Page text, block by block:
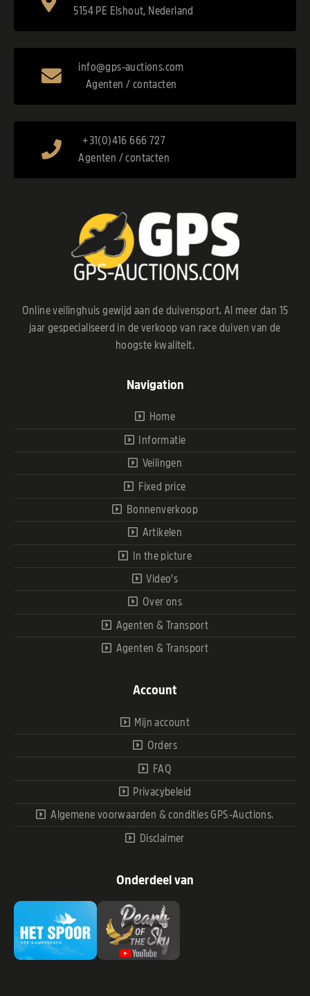
5154 PE Elshout, Nederland
info@gps-auctions.com
Agenten / contacten
+31(0)416 666 727
Agenten / contacten
Online veilinghuis gewijd aan de duivensport. Al meer dan 15
jaar gespecialiseerd in de verkoop van race duiven van de
hoogste kwaliteit.
Navigation
Home
Informatie
Veilingen
Fixed price
Bonnenverkoop
Artikelen
In the picture
Video’s
Over ons
Agenten & Transport
Agenten & Transport
Account
Mijn account
Orders
FAQ
Privacybeleid
Algemene voorwaarden & condities GPS-Auctions.
Disclaimer
Onderdeel van